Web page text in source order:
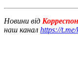
Новини від
наш канал https://